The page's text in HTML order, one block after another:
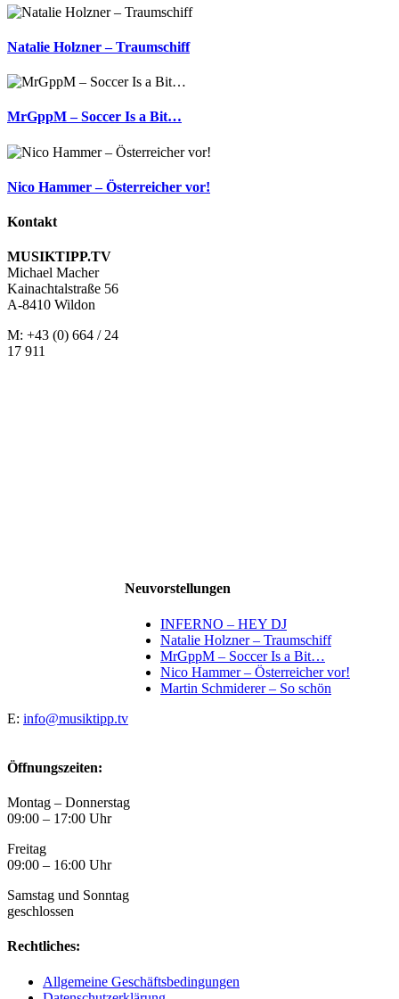
Natalie Holzner – Traumschiff
MrGppM – Soccer Is a Bit…
Nico Hammer – Österreicher vor!
Neuvorstellungen
INFERNO – HEY DJ
Natalie Holzner – Traumschiff
MrGppM – Soccer Is a Bit…
Nico Hammer – Österreicher vor!
Martin Schmiderer – So schön
Kontakt
MUSIKTIPP.TV
Michael Macher
Kainachtalstraße 56
A-8410 Wildon
M: +43 (0) 664 / 24
17 911
E: info@musiktipp.tv
Öffnungszeiten:
Montag – Donnerstag
09:00 – 17:00 Uhr
Freitag
09:00 – 16:00 Uhr
Samstag und Sonntag
geschlossen
Rechtliches:
Allgemeine Geschäftsbedingungen